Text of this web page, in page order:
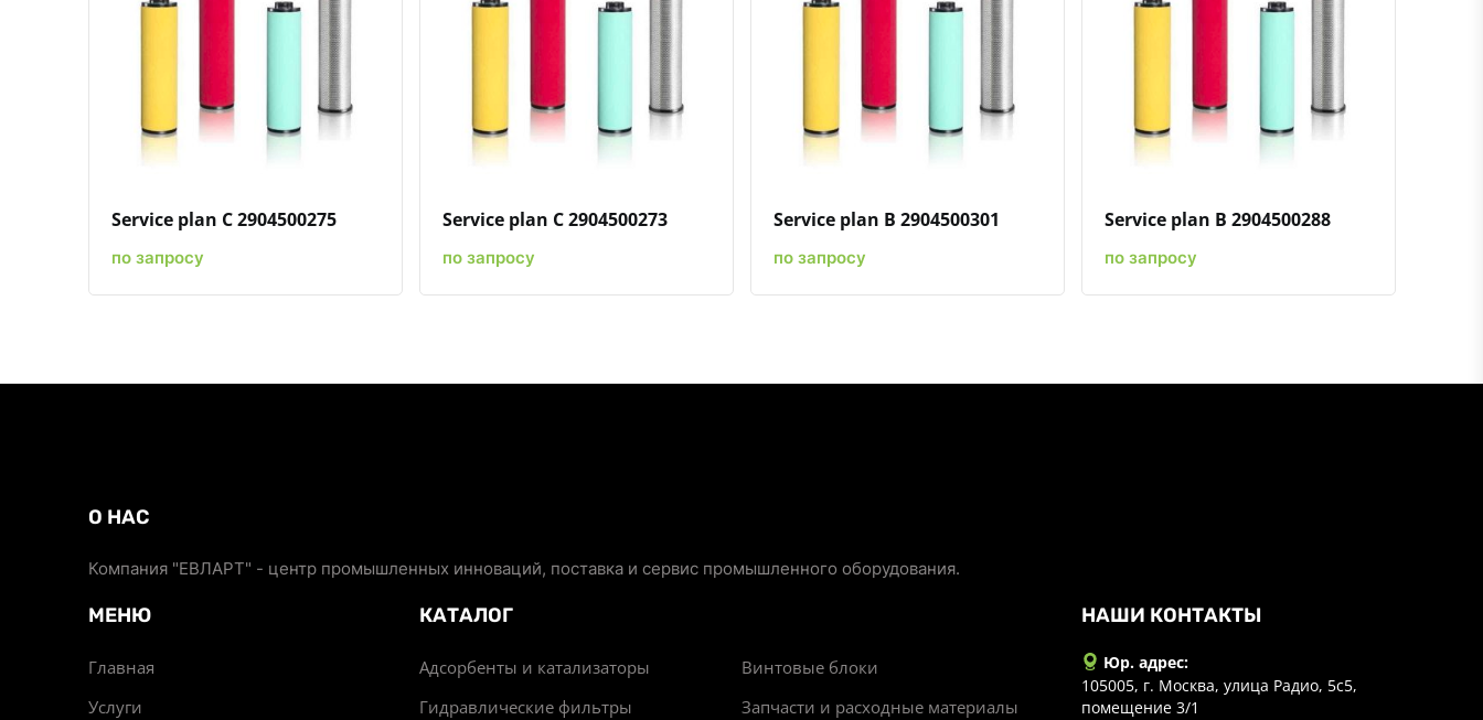
Добавить к сравнениюДобавить в избранное
Service plan C 2904500275
по запросу
Добавить к сравнениюДобавить в избранное
Service plan C 2904500273
по запросу
Добавить к сравнениюДобавить в избранное
Service plan B 2904500301
по запросу
Добавить к сравнениюДобавить в избранное
Service plan B 2904500288
по запросу
О НАС
Компания "ЕВЛАРТ" - центр промышленных инноваций, поставка и сервис промышленного оборудования.
МЕНЮ
Главная
Услуги
КАТАЛОГ
Адсорбенты и катализаторы
Винтовые блоки
Гидравлические фильтры
Запчасти и расходные материалы
НАШИ КОНТАКТЫ
Юр. адрес:
105005, г. Москва, улица Радио, 5с5,
помещение 3/1